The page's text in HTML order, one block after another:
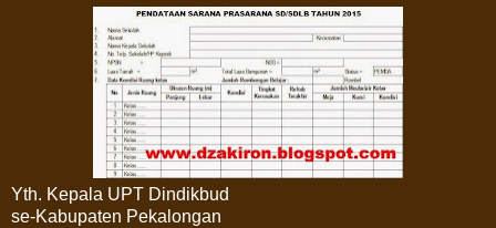
Yth. Kepala UPT Dindikbud
se-Kabupaten Pekalongan